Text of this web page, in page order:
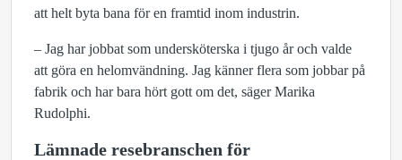
att helt byta bana för en framtid inom industrin.
– Jag har jobbat som undersköterska i tjugo år och valde
att göra en helomvändning. Jag känner flera som jobbar på
fabrik och har bara hört gott om det, säger Marika
Rudolphi.
Lämnade resebranschen för